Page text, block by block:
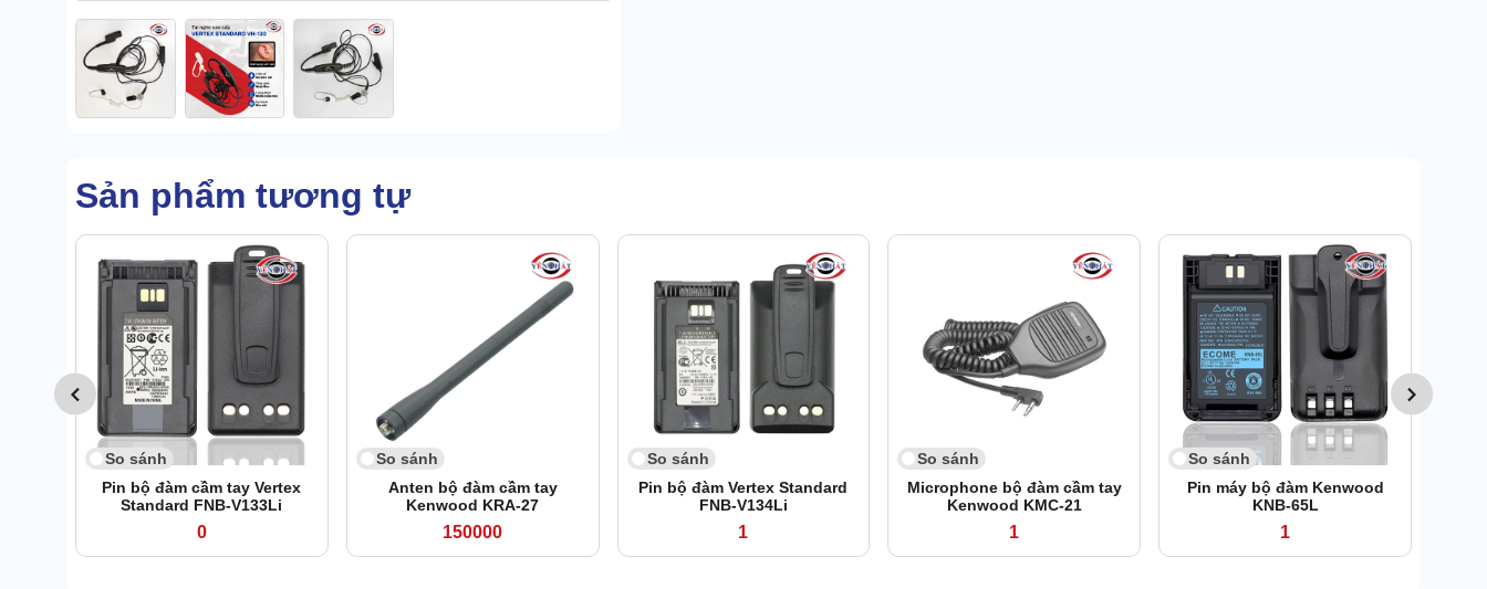
Sản phẩm tương tự
So sánh
Pin bộ đàm cầm tay Vertex
Standard FNB-V133Li
0
So sánh
Anten bộ đàm cầm tay
Kenwood KRA-27
150000
So sánh
Pin bộ đàm Vertex Standard
FNB-V134Li
1
So sánh
Microphone bộ đàm cầm tay
Kenwood KMC-21
1
So sánh
Pin máy bộ đàm Kenwood
KNB-65L
1